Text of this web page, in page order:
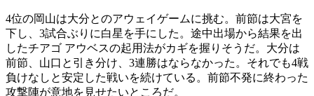
4位の岡山は大分とのアウェイゲームに挑む。前節は大宮を
下し、3試合ぶりに白星を手にした。途中出場から結果を出
したチアゴ アウベスの起用法がカギを握りそうだ。大分は
前節、山口と引き分け、3連勝はならなかった。それでも4戦
負けなしと安定した戦いを続けている。前節不発に終わった
攻撃陣が意地を見せたいところだ。